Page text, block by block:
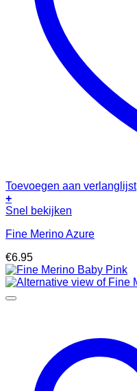
Toevoegen aan verlanglijst
+
Snel bekijken
Fine Merino Azure
€6.95